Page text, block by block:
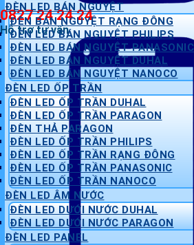
0827 24 24 24
Hỗ trợ tư vấn
ĐÈN LED BÁN NGUYỆT
ĐÈN BÁN NGUYỆT RẠNG ĐÔNG
ĐÈN LED BÁN NGUYỆT PHILIPS
ĐÈN LED BÁN NGUYỆT PANASONIC
ĐÈN LED BÁN NGUYỆT DUHAL
ĐÈN LED BÁN NGUYỆT NANOCO
ĐÈN LED ỐP TRẦN
ĐÈN LED ỐP TRẦN DUHAL
ĐÈN LED ỐP TRẦN PARAGON
ĐÈN THẢ PARAGON
ĐÈN LED ỐP TRẦN PHILIPS
ĐÈN LED ỐP TRẦN RẠNG ĐÔNG
ĐÈN LED ỐP TRẦN PANASONIC
ĐÈN LED ỐP TRẦN NANOCO
ĐÈN LED ÂM NƯỚC
ĐÈN LED DƯỚI NƯỚC DUHAL
ĐÈN LED DƯỚI NƯỚC PARAGON
ĐÈN LED PANEL